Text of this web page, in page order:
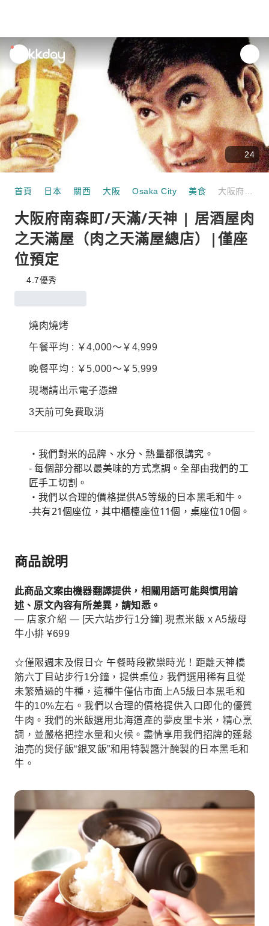
unread
notifications
24
首頁 日本 關西 大阪 Osaka City 美食
大阪府南森町/天滿/天神 | 居酒屋肉
之天滿屋（肉之天滿屋總店）|僅座
位預定
4.7優秀
燒肉燒烤
午餐平均 : ￥4,000～￥4,999
晚餐平均 : ￥5,000～￥5,999
現場請出示電子憑證
3天前可免費取消
・我們對米的品牌、水分、熱量都很講究。
- 每個部分都以最美味的方式烹調。全部由我們的工
匠手工切割。
・我們以合理的價格提供A5等級的日本黑毛和牛。
-共有21個座位，其中櫃檯座位11個，桌座位10個。
商品說明
此商品文案由機器翻譯提供，相關用語可能與慣用論
述、原文內容有所差異，請知悉。
— 店家介紹 — [天六站步行1分鐘] 現煮米飯 x A5級母
牛小排 ¥699
☆僅限週末及假日☆ 午餐時段歡樂時光！距離天神橋
筋六丁目站步行1分鐘，提供桌位♪ 我們選用稀有且從
未繁殖過的牛種，這種牛僅佔市面上A5級日本黑毛和
牛的10%左右。我們以合理的價格提供入口即化的優質
牛肉。我們的米飯選用北海道產的夢皮里卡米，精心烹
調，並嚴格把控水量和火候。盡情享用我們招牌的蓬鬆
油亮的煲仔飯“銀叉飯”和用特製醬汁醃製的日本黑毛和
牛。